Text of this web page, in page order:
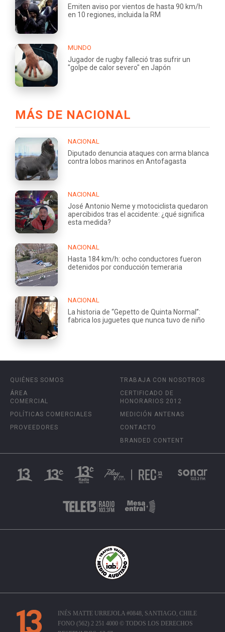
Emiten aviso por vientos de hasta 90 km/h
en 10 regiones, incluida la RM
MUNDO
Jugador de rugby falleció tras sufrir un
"golpe de calor severo" en Japón
MÁS DE NACIONAL
NACIONAL
Diputado denuncia ataques con arma blanca
contra lobos marinos en Antofagasta
NACIONAL
José Antonio Neme y motociclista quedaron
apercibidos tras el accidente: ¿qué significa
esta medida?
NACIONAL
Hasta 184 km/h: ocho conductores fueron
detenidos por conducción temeraria
NACIONAL
La historia de “Gepetto de Quinta Normal”:
fabrica los juguetes que nunca tuvo de niño
QUIÉNES SOMOS
ÁREA
COMERCIAL
POLÍTICAS COMERCIALES
PROVEEDORES
TRABAJA CON NOSOTROS
CERTIFICADO DE
HONORARIOS 2012
MEDICIÓN ANTENAS
CONTACTO
BRANDED CONTENT
INÉS MATTE URREJOLA #0848, SANTIAGO, CHILE
FONO (562) 2 251 4000 © TODOS LOS DERECHOS